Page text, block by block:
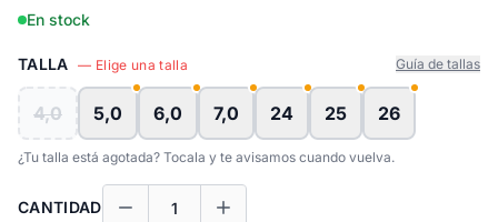
En stock
TALLA — Elige una talla Guía de tallas
4,0 5,0 6,0 7,0 24 25 26
¿Tu talla está agotada? Tocala y te avisamos cuando vuelva.
CANTIDAD